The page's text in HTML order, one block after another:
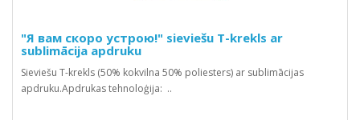
"Я вам скоро устрою!" sieviešu T-krekls ar
sublimācija apdruku
Sieviešu T-krekls (50% kokvilna 50% poliesters) ar sublimācijas
apdruku.Apdrukas tehnoloģija: ..